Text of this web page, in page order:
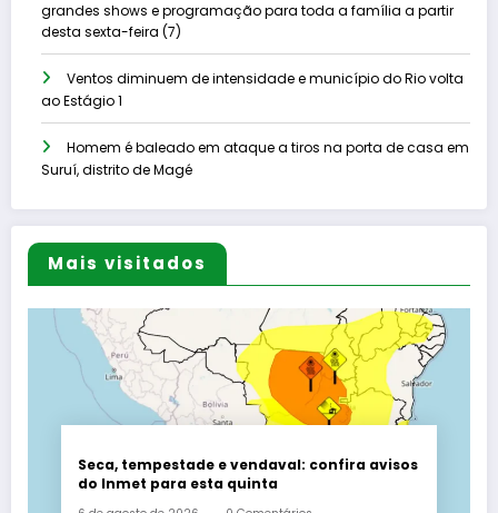
grandes shows e programação para toda a família a partir
desta sexta-feira (7)
Ventos diminuem de intensidade e município do Rio volta
ao Estágio 1
Homem é baleado em ataque a tiros na porta de casa em
Suruí, distrito de Magé
Mais visitados
Seca, tempestade e vendaval: confira avisos
do Inmet para esta quinta